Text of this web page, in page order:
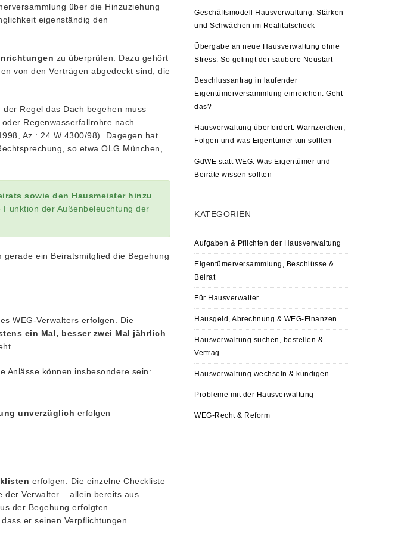
über die Hinzuziehung
eigenständig den
zu überprüfen. Dazu gehört
von den Verträgen abgedeckt sind, die
der Regel das Dach begehen muss
Regenwasserfallrohre nach
Az.: 24 W 4300/98). Dagegen hat
so etwa OLG München,
sowie den Hausmeister hinzu
der Außenbeleuchtung der
gerade ein Beiratsmitglied die Begehung
WEG-Verwalters erfolgen. Die
ein Mal, besser zwei Mal jährlich
Anlässe können insbesondere sein:
unverzüglich erfolgen
erfolgen. Die einzelne Checkliste
der Verwalter – allein bereits aus
der Begehung erfolgten
er seinen Verpflichtungen
Geschäftsmodell Hausverwaltung: Stärken
und Schwächen im Realitätscheck
Übergabe an neue Hausverwaltung ohne
Stress: So gelingt der saubere Neustart
Beschlussantrag in laufender
Eigentümerversammlung einreichen: Geht
das?
Hausverwaltung überfordert: Warnzeichen,
Folgen und was Eigentümer tun sollten
GdWE statt WEG: Was Eigentümer und
Beiräte wissen sollten
KATEGORIEN
Aufgaben & Pflichten der Hausverwaltung
Eigentümerversammlung, Beschlüsse &
Beirat
Für Hausverwalter
Hausgeld, Abrechnung & WEG-Finanzen
Hausverwaltung suchen, bestellen &
Vertrag
Hausverwaltung wechseln & kündigen
Probleme mit der Hausverwaltung
WEG-Recht & Reform